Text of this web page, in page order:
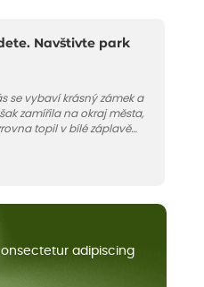
Navštivte park
se vybaví krásný zámek a
zamířila na okraj města,
topil v bílé záplavě
než slova, přidávám k
kus krajiny vznikl.
adipiscing